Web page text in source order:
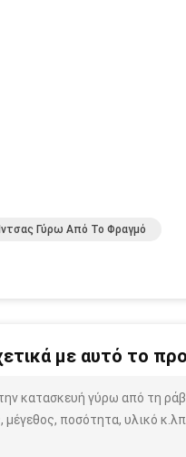
Γύρω Από Το Φραγμό
με αυτό το
κατασκευή γύρω από τη
ποσότητα, υλικό κ.λπ.